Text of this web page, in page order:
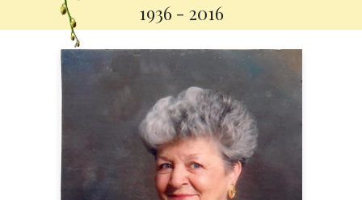
1936 - 2016